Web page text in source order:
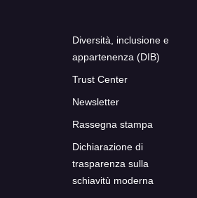
Diversità, inclusione e
appartenenza (DIB)
Trust Center
Newsletter
Rassegna stampa
Dichiarazione di
trasparenza sulla
schiavitù moderna